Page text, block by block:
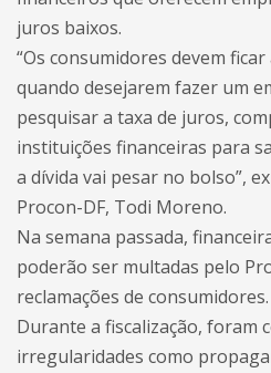
juros baixos.
“Os consumidores devem
quando desejarem fazer um
pesquisar a taxa de juros,
instituições financeiras para
a dívida vai pesar no bolso”,
Procon-DF, Todi Moreno.
Na semana passada,
poderão ser multadas pelo
reclamações de consumidores.
Durante a fiscalização, foram
irregularidades como